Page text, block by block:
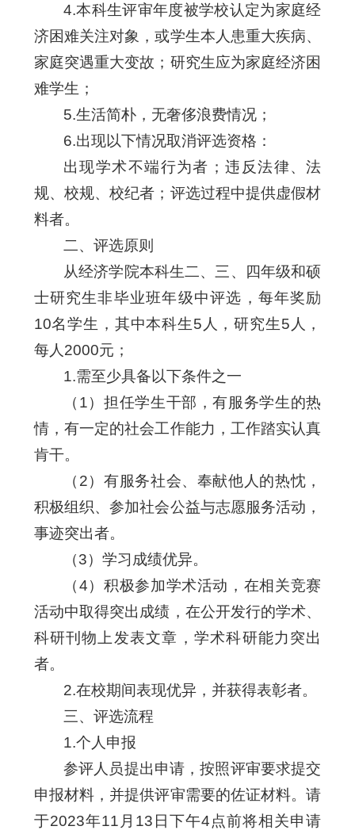
4.本科生评审年度被学校认定为家庭经
济困难关注对象，或学生本人患重大疾病、
家庭突遇重大变故；研究生应为家庭经济困
难学生；
5.生活简朴，无奢侈浪费情况；
6.出现以下情况取消评选资格：
出现学术不端行为者；违反法律、法
规、校规、校纪者；评选过程中提供虚假材
料者。
二、评选原则
从经济学院本科生二、三、四年级和硕
士研究生非毕业班年级中评选，每年奖励
10名学生，其中本科生5人，研究生5人，
每人2000元；
1.需至少具备以下条件之一
（1）担任学生干部，有服务学生的热
情，有一定的社会工作能力，工作踏实认真
肯干。
（2）有服务社会、奉献他人的热忱，
积极组织、参加社会公益与志愿服务活动，
事迹突出者。
（3）学习成绩优异。
（4）积极参加学术活动，在相关竞赛
活动中取得突出成绩，在公开发行的学术、
科研刊物上发表文章，学术科研能力突出
者。
2.在校期间表现优异，并获得表彰者。
三、评选流程
1.个人申报
参评人员提出申请，按照评审要求提交
申报材料，并提供评审需要的佐证材料。请
于2023年11月13日下午4点前将相关申请